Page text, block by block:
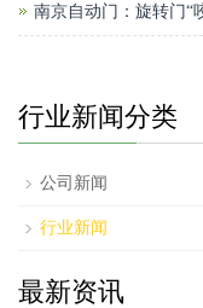
南京自动门：旋转门“
行业新闻分类
公司新闻
行业新闻
最新资讯